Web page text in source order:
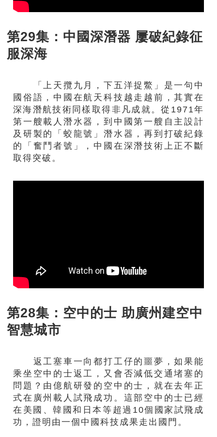
第29集：中國深潛器 屢破紀錄征
服深海
「上天攬九月，下五洋捉鱉」是一句中
國俗語，中國在航天科技越走越前，其實在
深海潛航技術同樣取得非凡成就。從1971年
第一艘載人潛水器，到中國第一艘自主設計
及研製的「蛟龍號」潛水器，再到打破紀錄
的「奮鬥者號」，中國在深潛技術上正不斷
取得突破。
第28集：空中的士 助廣州建空中
智慧城市
返工塞車一向都打工仔的噩夢，如果能
乘坐空中的士返工，又會否減低交通堵塞的
問題？由億航研發的空中的士，就在去年正
式在廣州載人試飛成功。這部空中的士已經
在美國、韓國和日本等超過10個國家試飛成
功，證明由一個中國科技成果走出國門。